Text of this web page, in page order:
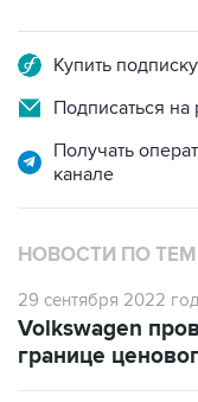
Купить
Подписаться на
Получать
канале
НОВОСТИ ПО
29 сентября 2022
Volkswagen
границе